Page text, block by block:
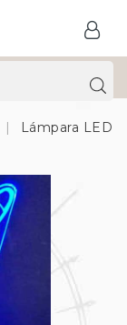
Lámpara LED